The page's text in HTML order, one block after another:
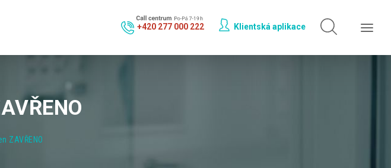
+420 277 000 222 Klientská aplikace
Hledat jen v
Hledat jen vodbornostech
ZAVŘENO